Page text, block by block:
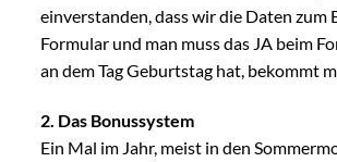
einverstanden, dass wir die Daten
Formular und man muss das JA beim
an dem Tag Geburtstag hat, bekommt
2. Das Bonussystem
Ein Mal im Jahr, meist in den